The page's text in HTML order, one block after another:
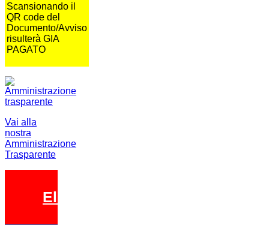
Scansionando il
QR code del
Documento/Avviso
risulterà GIA
PAGATO
Vai alla
nostra
Amministrazione
Trasparente
Elezioni 2026